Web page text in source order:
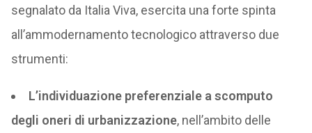
segnalato da Italia Viva, esercita una forte spinta
all’ammodernamento tecnologico attraverso due
strumenti:
L’individuazione preferenziale a scomputo
degli oneri di urbanizzazione, nell’ambito delle